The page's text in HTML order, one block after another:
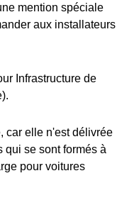
mention spéciale
aux installateurs
Infrastructure de
car elle n'est délivrée
qui se sont formés à
pour voitures